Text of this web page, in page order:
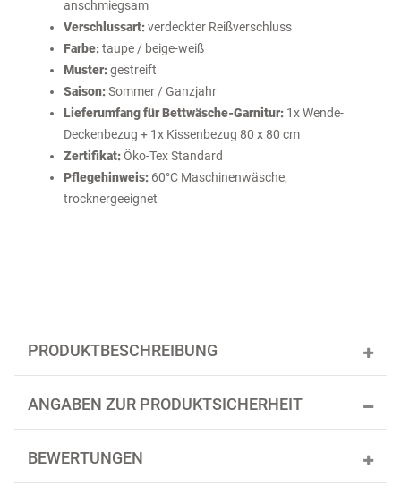
anschmiegsam
Verschlussart:verdeckter Reißverschluss
Farbe:taupe / beige-weiß
Muster:gestreift
Saison:Sommer / Ganzjahr
Lieferumfang für Bettwäsche-Garnitur: 1x Wende-
Deckenbezug + 1x Kissenbezug 80 x 80 cm
Zertifikat:Öko-Tex Standard
Pflegehinweis: 60°C Maschinenwäsche,
trocknergeeignet
PRODUKTBESCHREIBUNG
ANGABEN ZUR PRODUKTSICHERHEIT
BEWERTUNGEN